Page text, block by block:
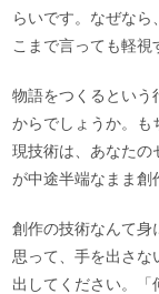
らいです。なぜなら
こまで言っても軽視
物語をつくるという
からでしょうか。も
現技術は、あなたの
が中途半端なまま創
創作の技術なんて身
思って、手を出さな
出してください。「